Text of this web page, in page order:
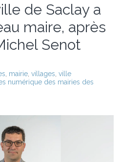
de Saclay a
maire, après
Senot
mairie villages ville
numérique des mairies des